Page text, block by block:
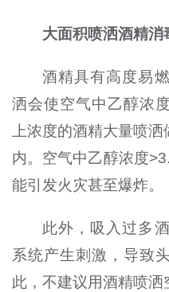
大面积喷洒酒精消
酒精具有高度易
洒会使空气中乙醇浓
上浓度的酒精大量喷
内。空气中乙醇浓度
能引发火灾甚至爆炸。
此外，吸入过多
系统产生刺激，导致
此，不建议用酒精喷